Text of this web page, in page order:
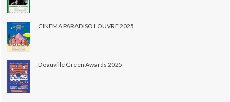
CINEMA PARADISO LOUVRE 2025
Deauville Green Awards 2025